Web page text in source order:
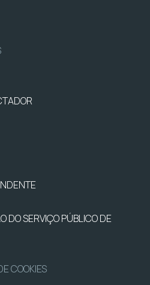
DO SERVIÇO PÚBLICO DE
COOKIES